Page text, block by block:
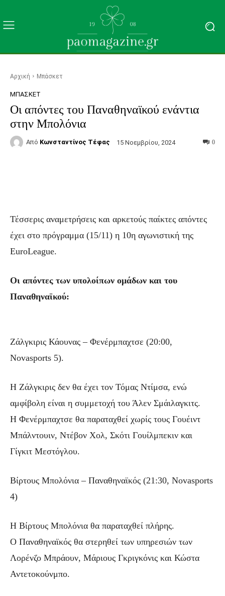
Αρχική Μπάσκετ
ΜΠΆΣΚΕΤ
Οι απόντες του Παναθηναϊκού ενάντια
στην Μπολόνια
Από Κωνσταντίνος Τέφας 15 Νοεμβρίου, 2024 0
Τέσσερις αναμετρήσεις και αρκετούς παίκτες απόντες
έχει στο πρόγραμμα (15/11) η 10η αγωνιστική της
EuroLeague.
Οι απόντες των υπολοίπων ομάδων και του
Παναθηναϊκού:
Ζάλγκιρις Κάουνας – Φενέρμπαχτσε (20:00,
Novasports 5).
Η Ζάλγκιρις δεν θα έχει τον Τόμας Ντίμσα, ενώ
αμφίβολη είναι η συμμετοχή του Άλεν Σμάιλαγκιτς.
Η Φενέρμπαχτσε θα παραταχθεί χωρίς τους Γουέιντ
Μπάλντουιν, Ντέβον Χολ, Σκότι Γουίλμπεκιν και
Γίγκιτ Μεστόγλου.
Βίρτους Μπολόνια – Παναθηναϊκός (21:30, Novasports
4)
Η Βίρτους Μπολόνια θα παραταχθεί πλήρης.
Ο Παναθηναϊκός θα στερηθεί των υπηρεσιών των
Λορένζο Μπράουν, Μάριους Γκριγκόνις και Κώστα
Αντετοκούνμπο.